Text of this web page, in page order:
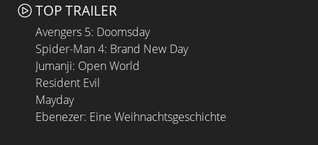
TOP TRAILER
Avengers 5: Doomsday
Spider-Man 4: Brand New Day
Jumanji: Open World
Resident Evil
Mayday
Ebenezer: Eine Weihnachtsgeschichte